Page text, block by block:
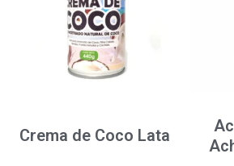
Crema de Coco Lata